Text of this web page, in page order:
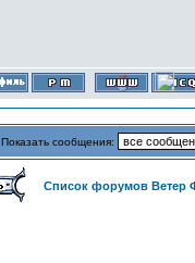
Показать сообщения:
Список форумов Ветер